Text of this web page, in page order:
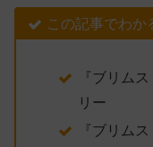
この記事でわか
『ブリム
リー
『ブリム